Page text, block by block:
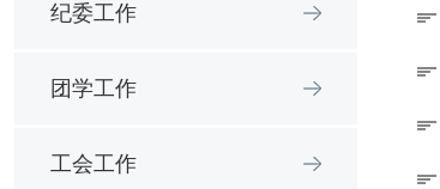
纪委工作
团学工作
工会工作